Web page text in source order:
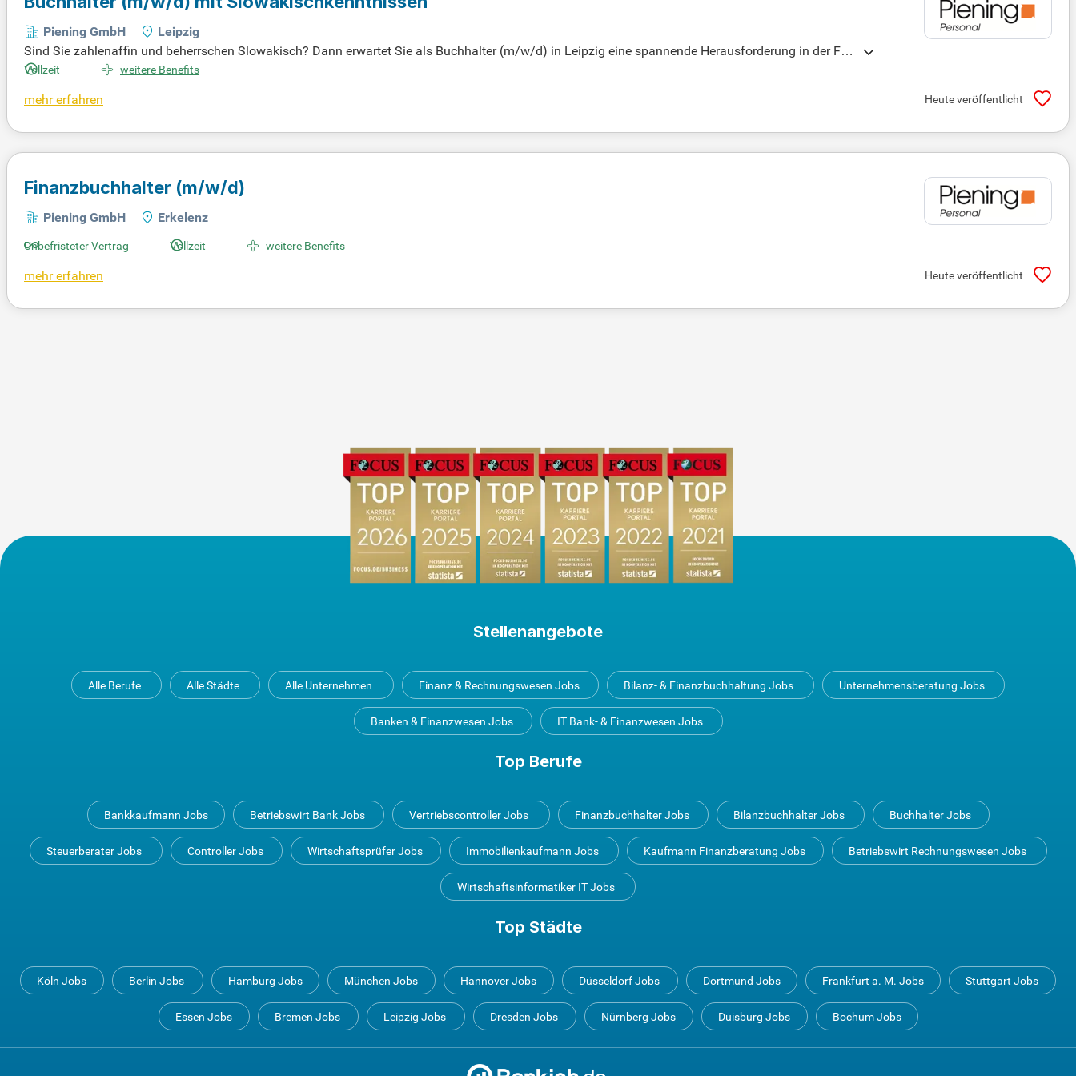
Piening GmbH
Leipzig
Sind Sie zahlenaffin und beherrschen Slowakisch? Dann erwartet Sie als Buchhalter (m/w/d) in Leipzig eine spannende Herausforderung in der Fin
anzbranche. Entdecken Sie Ihre Zukunft – mehr Details auf Step Stone.de!
Vollzeit weitere Benefits
mehr erfahren Heute veröffentlicht
Finanzbuchhalter (m/w/d)
Piening GmbH Erkelenz
Unbefristeter Vertrag Vollzeit weitere Benefits
mehr erfahren Heute veröffentlicht
Stellenangebote
Alle Berufe Alle Städte Alle Unternehmen Finanz & Rechnungswesen Jobs Bilanz- & Finanzbuchhaltung Jobs Unternehmensberatung Jobs
Banken & Finanzwesen Jobs IT Bank- & Finanzwesen Jobs
Top Berufe
Bankkaufmann Jobs Betriebswirt Bank Jobs Vertriebscontroller Jobs Finanzbuchhalter Jobs Bilanzbuchhalter Jobs Buchhalter Jobs
Steuerberater Jobs Controller Jobs Wirtschaftsprüfer Jobs Immobilienkaufmann Jobs Kaufmann Finanzberatung Jobs Betriebswirt Rechnungswesen Jobs
Wirtschaftsinformatiker IT Jobs
Top Städte
Köln Jobs Berlin Jobs Hamburg Jobs München Jobs Hannover Jobs Düsseldorf Jobs Dortmund Jobs Frankfurt a. M. Jobs Stuttgart Jobs
Essen Jobs Bremen Jobs Leipzig Jobs Dresden Jobs Nürnberg Jobs Duisburg Jobs Bochum Jobs